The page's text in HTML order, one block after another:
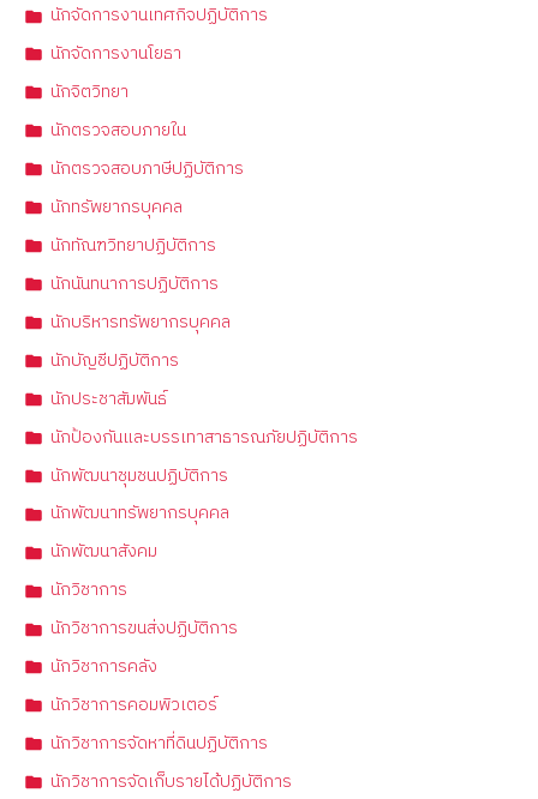
นักจัดการงานเทศกิจปฏิบัติการ
นักจัดการงานโยธา
นักจิตวิทยา
นักตรวจสอบภายใน
นักตรวจสอบภาษีปฏิบัติการ
นักทรัพยากรบุคคล
นักทัณฑวิทยาปฏิบัติการ
นักนันทนาการปฏิบัติการ
นักบริหารทรัพยากรบุคคล
นักบัญชีปฏิบัติการ
นักประชาสัมพันธ์
นักป้องกันและบรรเทาสาธารณภัยปฏิบัติการ
นักพัฒนาชุมชนปฏิบัติการ
นักพัฒนาทรัพยากรบุคคล
นักพัฒนาสังคม
นักวิชาการ
นักวิชาการขนส่งปฏิบัติการ
นักวิชาการคลัง
นักวิชาการคอมพิวเตอร์
นักวิชาการจัดหาที่ดินปฏิบัติการ
นักวิชาการจัดเก็บรายได้ปฏิบัติการ